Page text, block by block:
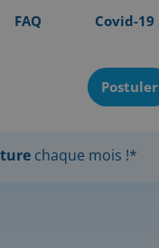
FAQ Covid-19
Postuler
chaque mois !*